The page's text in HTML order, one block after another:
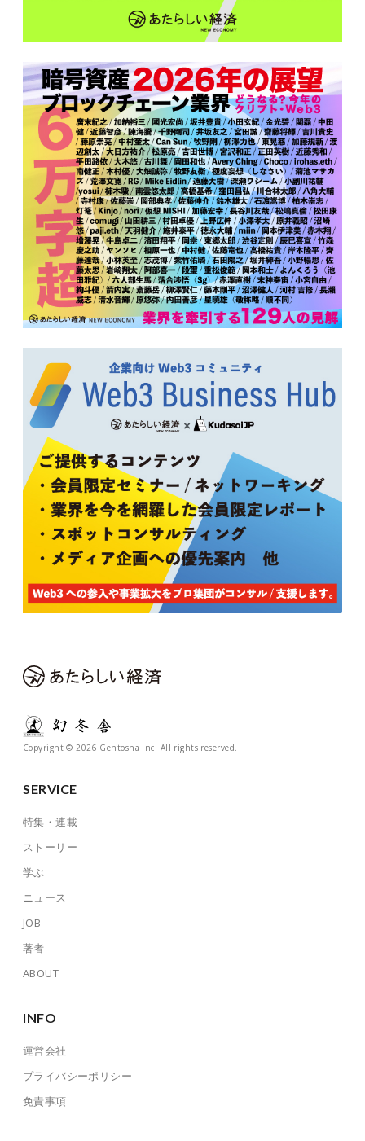
Copyright © 2026 Gentosha Inc. All rights reserved.
SERVICE
特集・連載
ストーリー
学ぶ
ニュース
JOB
著者
ABOUT
INFO
運営会社
プライバシーポリシー
免責事項